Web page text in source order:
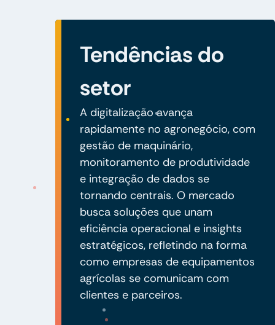
Tendências do
setor
A digitalização avança
rapidamente no agronegócio, com
gestão de maquinário,
monitoramento de produtividade
e integração de dados se
tornando centrais. O mercado
busca soluções que unam
eficiência operacional e insights
estratégicos, refletindo na forma
como empresas de equipamentos
agrícolas se comunicam com
clientes e parceiros.